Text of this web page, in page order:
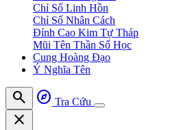
Chỉ Số Linh Hồn
Chỉ Số Nhân Cách
Đỉnh Cao Kim Tự Tháp
Mũi Tên Thần Số Học
Cung Hoàng Đạo
Ý Nghĩa Tên
search explore Tra Cứu
close